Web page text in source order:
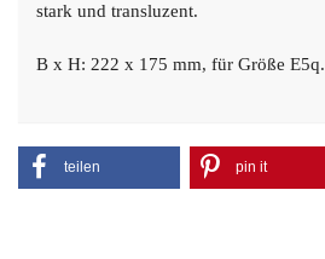
stark und transluzent.
B x H: 222 x 175 mm, für Größe E5q.
teilen pin it